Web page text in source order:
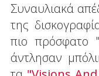
Συναυλιακά
της
πιο πρόσφατο
άντλησαν